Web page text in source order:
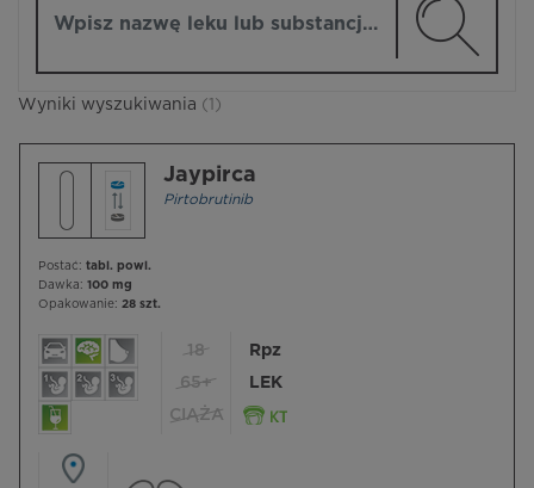
Wyniki wyszukiwania (1)
Jaypirca
Pirtobrutinib
Postać: tabl. powl.
Dawka: 100 mg
Opakowanie: 28 szt.
18
65+
CIĄŻA
Rpz
LEK